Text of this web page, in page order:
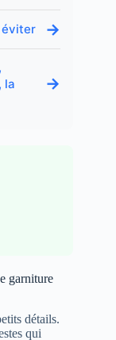
éviter →
la
→
garniture
détails.
qui